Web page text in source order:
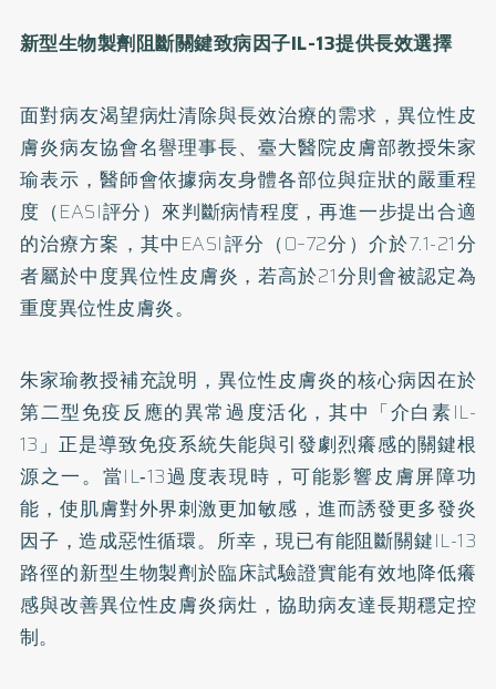
新型生物製劑阻斷關鍵致病因子IL-13提供長效選擇
面對病友渴望病灶清除與長效治療的需求，異位性皮
膚炎病友協會名譽理事長、臺大醫院皮膚部教授朱家
瑜表示，醫師會依據病友身體各部位與症狀的嚴重程
度（EASI評分）來判斷病情程度，再進一步提出合適
的治療方案，其中EASI評分（0–72分）介於7.1-21分
者屬於中度異位性皮膚炎，若高於21分則會被認定為
重度異位性皮膚炎。
朱家瑜教授補充說明，異位性皮膚炎的核心病因在於
第二型免疫反應的異常過度活化，其中「介白素IL-
13」正是導致免疫系統失能與引發劇烈癢感的關鍵根
源之一。當IL‑13過度表現時，可能影響皮膚屏障功
能，使肌膚對外界刺激更加敏感，進而誘發更多發炎
因子，造成惡性循環。所幸，現已有能阻斷關鍵IL-13
路徑的新型生物製劑於臨床試驗證實能有效地降低癢
感與改善異位性皮膚炎病灶，協助病友達長期穩定控
制。